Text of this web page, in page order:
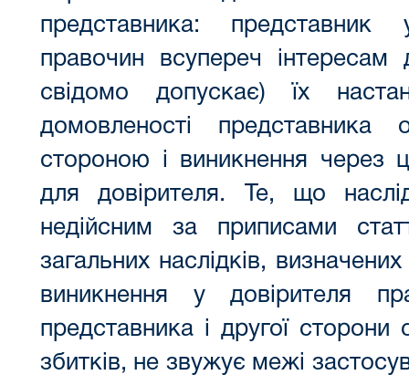
представника:
правочин всупереч
свідомо допускає) їх
домовленості
стороною і виникнення через
для довірителя. Те, що
недійсним за приписами
загальних наслідків,
виникнення у довірителя
представника і другої сторони
збитків, не звужує межі